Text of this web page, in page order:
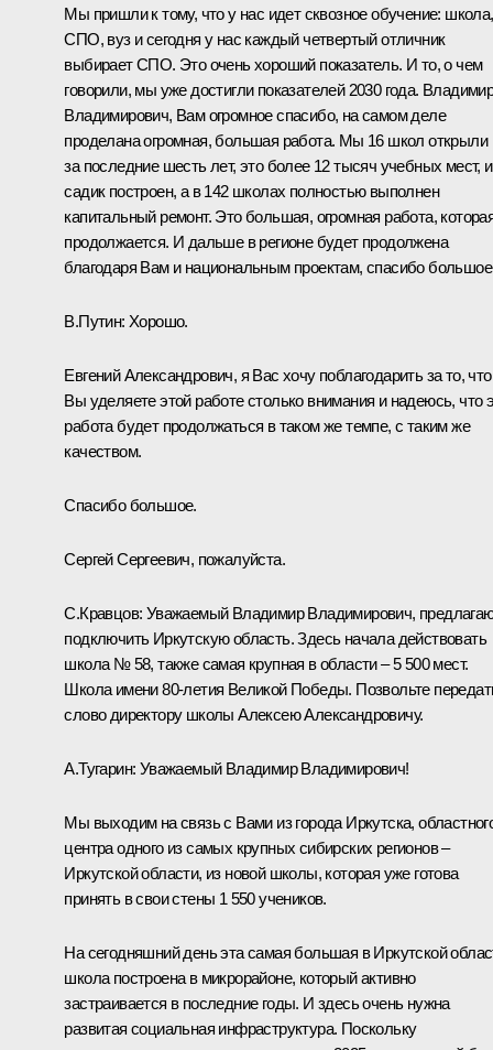
Мы пришли к тому, что у нас идет сквозное обучение: школа,
СПО, вуз и сегодня у нас каждый четвертый отличник
выбирает СПО. Это очень хороший показатель. И то, о чем
говорили, мы уже достигли показателей 2030 года.
Владимирович, Вам огромное спасибо, на самом деле
проделана огромная, большая работа. Мы 16 школ открыли
за последние шесть лет, это более 12 тысяч учебных мест,
садик построен, а в 142 школах полностью выполнен
капитальный ремонт. Это большая, огромная работа,
продолжается. И дальше в регионе будет продолжена
благодаря Вам и национальным проектам, спасибо
В.Путин: Хорошо.
Евгений Александрович, я Вас хочу поблагодарить за то, что
Вы уделяете этой работе столько внимания и надеюсь, что
работа будет продолжаться в таком же темпе, с таким же
качеством.
Спасибо большое.
Сергей Сергеевич, пожалуйста.
С.Кравцов: Уважаемый Владимир Владимирович,
подключить Иркутскую область. Здесь начала действовать
школа № 58, также самая крупная в области – 5 500 мест.
Школа имени 80-летия Великой Победы. Позвольте
слово директору школы Алексею Александровичу.
А.Тугарин: Уважаемый Владимир Владимирович!
Мы выходим на связь с Вами из города Иркутска,
центра одного из самых крупных сибирских регионов –
Иркутской области, из новой школы, которая уже готова
принять в свои стены 1 550 учеников.
На сегодняшний день эта самая большая в Иркутской
школа построена в микрорайоне, который активно
застраивается в последние годы. И здесь очень нужна
развитая социальная инфраструктура. Поскольку